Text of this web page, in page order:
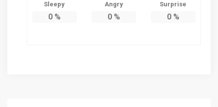
Sleepy
0%
Angry
0%
Surprise
0%